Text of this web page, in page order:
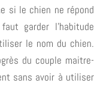
si le chien ne répond
garder l’habitude
le nom du chien.
du couple maitre-
sans avoir à utiliser